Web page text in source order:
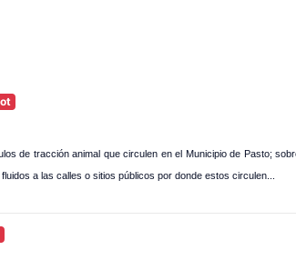
de tracción animal que circulen en el Municipio de Pasto;
a las calles o sitios públicos por donde estos circulen...